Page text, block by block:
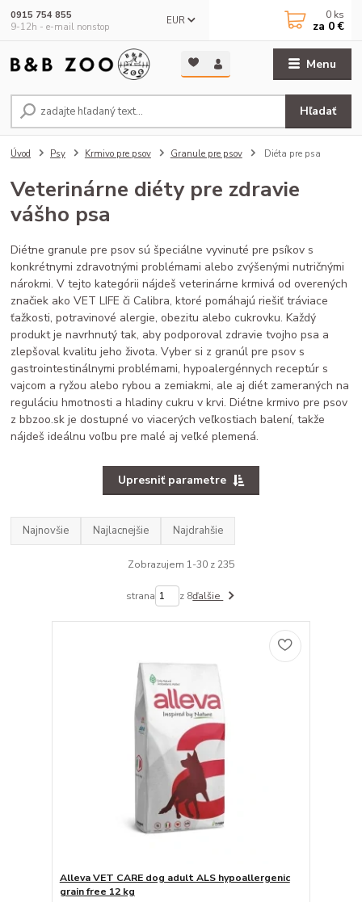
Menu
EUR
Hľadať
0915 754 855
9-12h - e-mail nonstop
0 ks
za 0 €
Úvod Psy Krmivo pre psov Granule pre psov Diéta pre psa
Veterinárne diéty pre zdravie
vášho psa
Diétne granule pre psov sú špeciálne vyvinuté pre psíkov s
konkrétnymi zdravotnými problémami alebo zvýšenými nutričnými
nárokmi. V tejto kategórii nájdeš veterinárne krmivá od overených
značiek ako VET LIFE či Calibra, ktoré pomáhajú riešiť tráviace
ťažkosti, potravinové alergie, obezitu alebo cukrovku. Každý
produkt je navrhnutý tak, aby podporoval zdravie tvojho psa a
zlepšoval kvalitu jeho života. Vyber si z granúl pre psov s
gastrointestinálnymi problémami, hypoalergénnych receptúr s
vajcom a ryžou alebo rybou a zemiakmi, ale aj diét zameraných na
reguláciu hmotnosti a hladiny cukru v krvi. Diétne krmivo pre psov
z bbzoo.sk je dostupné vo viacerých veľkostiach balení, takže
nájdeš ideálnu voľbu pre malé aj veľké plemená.
Upresniť parametre
Najnovšie Najlacnejšie Najdrahšie
Zobrazujem 1-30 z 235
strana z 8ďalšie
Alleva VET CARE dog adult ALS hypoallergenic
grain free 12 kg